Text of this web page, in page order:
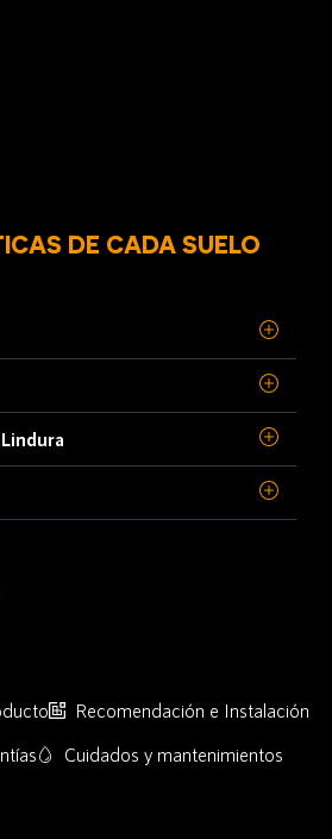
DE CADA SUELO
Recomendación e Instalación
Cuidados y mantenimientos